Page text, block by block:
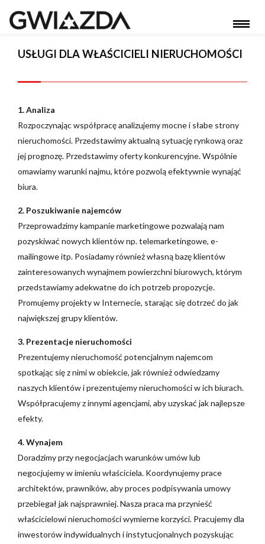
USŁUGI DLA WŁAŚCICIELI NIERUCHOMOŚCI
1. Analiza
Rozpoczynając współpracę analizujemy mocne i słabe strony
nieruchomości. Przedstawimy aktualną sytuację rynkową oraz
jej prognozę. Przedstawimy oferty konkurencyjne. Wspólnie
omawiamy warunki najmu, które pozwolą efektywnie wynająć
biura.
2. Poszukiwanie najemców
Przeprowadzimy kampanie marketingowe pozwalają nam
pozyskiwać nowych klientów np. telemarketingowe, e-
mailingowe itp. Posiadamy również własną bazę klientów
zainteresowanych wynajmem powierzchni biurowych, którym
przedstawiamy adekwatne do ich potrzeb propozycje.
Promujemy projekty w Internecie, starając się dotrzeć do jak
największej grupy klientów.
3. Prezentacje nieruchomości
Prezentujemy nieruchomość potencjalnym najemcom
spotkając się z nimi w obiekcie, jak również odwiedzamy
naszych klientów i prezentujemy nieruchomości w ich biurach.
Współpracujemy z innymi agencjami, aby uzyskać jak najlepsze
efekty.
4. Wynajem
Doradzimy przy negocjacjach warunków umów lub
negocjujemy w imieniu właściciela. Koordynujemy prace
architektów, prawników, aby proces podpisywania umowy
przebiegał jak najsprawniej. Nasza praca ma przynieść
właścicielowi nieruchomości wymierne korzyści. Pracujemy dla
inwestorów indywidualnych i instytucjonalnych pozyskując